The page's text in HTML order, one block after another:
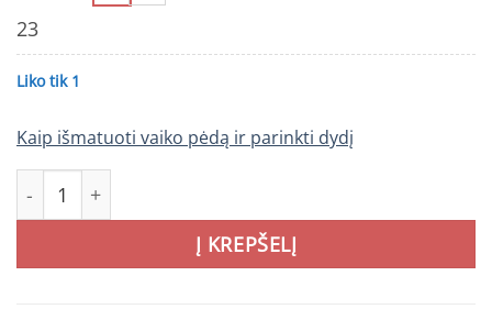
23
Liko tik 1
Kaip išmatuoti vaiko pėdą ir parinkti dydį
produkto kiekis: REIMA Telmin Kids batai Light Heather
Į KREPŠELĮ